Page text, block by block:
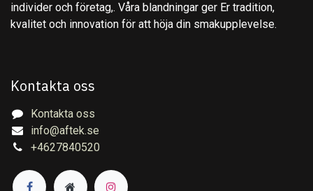
individer och företag,. Våra blandningar ger Er tradition,
kvalitet och innovation för att höja din smakupplevelse.
Kontakta oss
Kontakta oss
info@aftek.se
+4627840520